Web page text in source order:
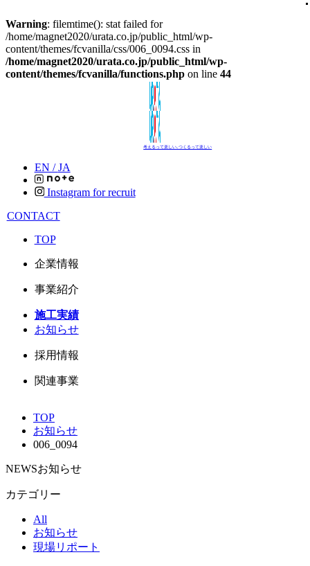
Warning: filemtime(): stat failed for
/home/magnet2020/urata.co.jp/public_html/wp-
content/themes/fcvanilla/css/006_0094.css in
/home/magnet2020/urata.co.jp/public_html/wp-
content/themes/fcvanilla/functions.php on line 44
考えるって楽しい､つくるって楽しい
EN /JA
Instagram for recruit
CONTACT
TOP
企業情報
事業紹介
施工実績
お知らせ
採用情報
関連事業
TOP
お知らせ
006_0094
NEWSお知らせ
カテゴリー
All
お知らせ
現場リポート